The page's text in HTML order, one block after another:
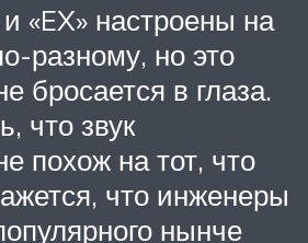
«EX» настроены на
разному, но это
бросается в глаза.
что звук
похож на тот, что
что инженеры
нынче